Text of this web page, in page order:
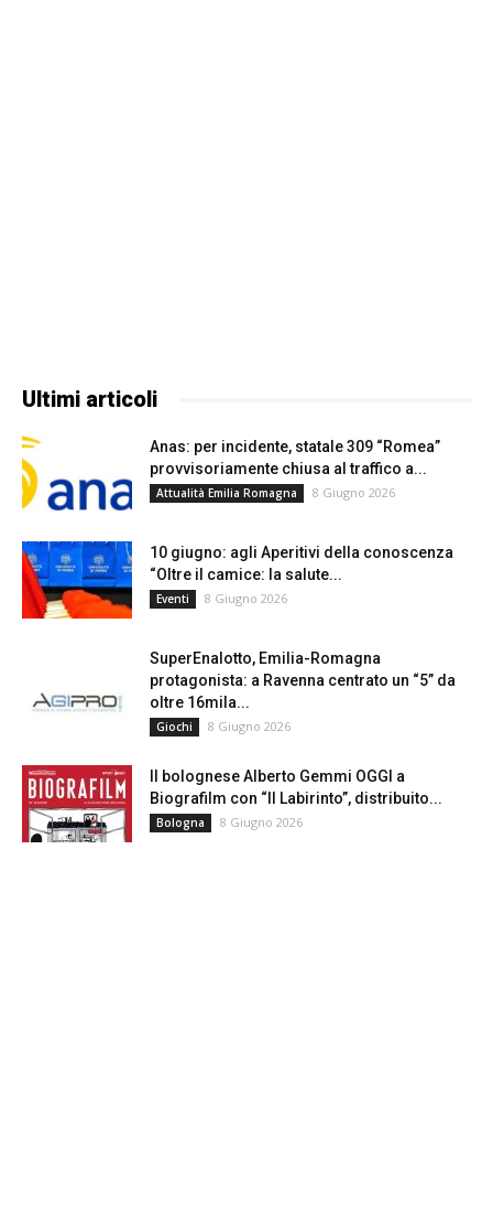
Ultimi articoli
Anas: per incidente, statale 309 “Romea”
provvisoriamente chiusa al traffico a...
Attualità Emilia Romagna 8 Giugno 2026
10 giugno: agli Aperitivi della conoscenza
“Oltre il camice: la salute...
Eventi 8 Giugno 2026
SuperEnalotto, Emilia-Romagna
protagonista: a Ravenna centrato un “5” da
oltre 16mila...
Giochi 8 Giugno 2026
Il bolognese Alberto Gemmi OGGI a
Biografilm con “Il Labirinto”, distribuito...
Bologna 8 Giugno 2026